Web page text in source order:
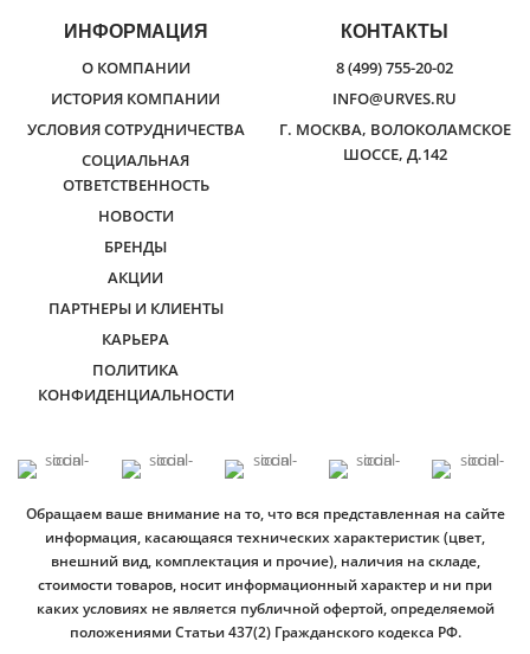
ИНФОРМАЦИЯ
О КОМПАНИИ
ИСТОРИЯ КОМПАНИИ
УСЛОВИЯ СОТРУДНИЧЕСТВА
СОЦИАЛЬНАЯ
ОТВЕТСТВЕННОСТЬ
НОВОСТИ
БРЕНДЫ
АКЦИИ
ПАРТНЕРЫ И КЛИЕНТЫ
КАРЬЕРА
ПОЛИТИКА
КОНФИДЕНЦИАЛЬНОСТИ
КОНТАКТЫ
8 (499) 755-20-02
INFO@URVES.RU
Г. МОСКВА, ВОЛОКОЛАМСКОЕ
ШОССЕ, Д.142
Обращаем ваше внимание на то, что вся представленная на сайте
информация, касающаяся технических характеристик (цвет,
внешний вид, комплектация и прочие), наличия на складе,
стоимости товаров, носит информационный характер и ни при
каких условиях не является публичной офертой, определяемой
положениями Статьи 437(2) Гражданского кодекса РФ.